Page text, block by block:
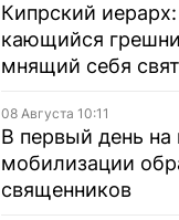
Кипрский
кающийся
мнящий себя
08 Августа 10:11
В первый день
мобилизации
священников